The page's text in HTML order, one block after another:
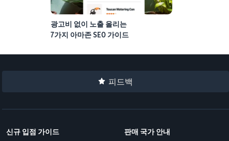
광고비 없이 노출 올리는
7가지 아마존 SEO 가이드
피드백
신규 입점 가이드
판매 국가 안내